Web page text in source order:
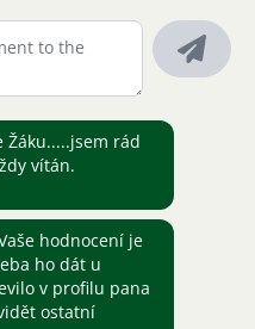
rád
vítán.
hodnocení je
ho dát u
v profilu pana
ostatní